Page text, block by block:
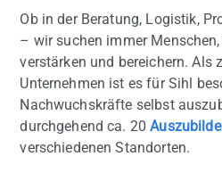
Ob in der Beratung, Logistik,
– wir suchen immer
verstärken und bereichern. Als
Unternehmen ist es für Sihl
Nachwuchskräfte selbst
durchgehend ca. 20
verschiedenen Standorten.